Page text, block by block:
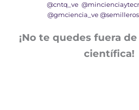
@cntq_ve
@gmciencia_ve
¡No te quedes fuera
científica!